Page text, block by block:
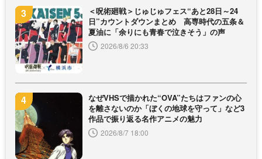
＜呪術廻戦＞じゅじゅフェス“あと28日～24
日”カウントダウンまとめ 高専時代の五条＆
夏油に「余りにも青春で泣きそう」の声
2026/8/6 20:33
なぜVHSで描かれた“OVA”たちはファンの心
を離さないのか「ぼくの地球を守って」など3
作品で振り返る名作アニメの魅力
2026/8/7 18:00